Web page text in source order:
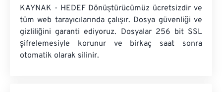
KAYNAK - HEDEF Dönüştürücümüz ücretsizdir ve
tüm web tarayıcılarında çalışır. Dosya güvenliği ve
gizliliğini garanti ediyoruz. Dosyalar 256 bit SSL
şifrelemesiyle korunur ve birkaç saat sonra
otomatik olarak silinir.